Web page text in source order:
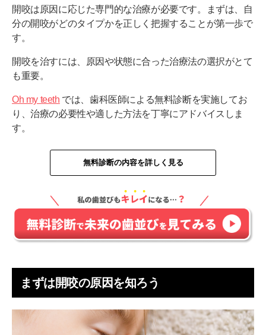
開咬は原因に応じた専門的な治療が必要です。まずは、自
分の開咬がどのタイプかを正しく把握することが第一歩で
す。
開咬を治すには、原因や状態に合った治療法の選択がとて
も重要。
Oh my teeth では、歯科医師による無料診断を実施してお
り、治療の必要性や適した方法を丁寧にアドバイスしま
す。
無料診断の内容を詳しく見る
まずは開咬の原因を知ろう